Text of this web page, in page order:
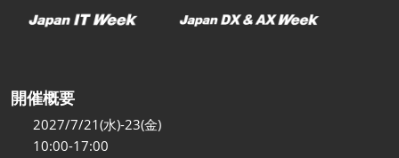
開催概要
2027/7/21(水)-23(金)
10:00-17:00